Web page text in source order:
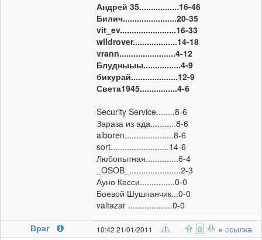
Андрей 35.................16-46
Билич.......................20-35
vit_ev........................16-33
wildrover...................14-18
vrann........................4-12
Блудныыы................4-9
бикурай....................12-9
Света1945................4-6
Security Service........8-6
Зараза из ада...........8-6
alboren.....................8-6
sort.........................14-6
Любопытная..............6-4
_OSOB_......................2-3
Ауно Кесси...............0-0
Боевой Шушпанчик...0-0
valtazar ...................0-0
Враг
10:42 21/01/2011 0 » ссылка